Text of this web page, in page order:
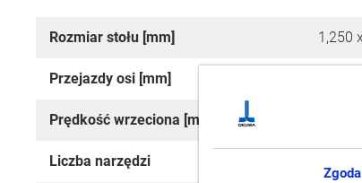
Zgoda
Rozmiar stołu [mm] 1,250
Przejazdy osi [mm]
Prędkość wrzeciona [min-1]
Liczba narzędzi